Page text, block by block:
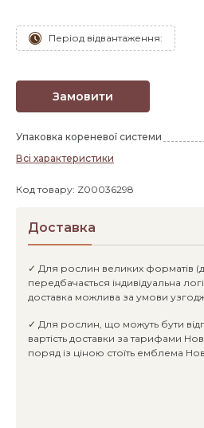
Період відвантаження:
Замовити
Упаковка кореневої системи
Всі характеристики
Код товару: Z00036298
Доставка
✓ Для рослин великих форматів
передбачається індивідуальна
доставка можлива за умови
✓ Для рослин, що можуть бути
вартість доставки за тарифами
поряд із ціною стоїть емблема